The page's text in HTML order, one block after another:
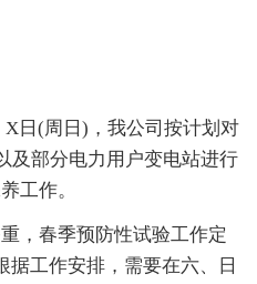
日(周日)，我公司按计划对
及部分电力用户变电站进行
工作。
，春季预防性试验工作定
据工作安排，需要在六、日